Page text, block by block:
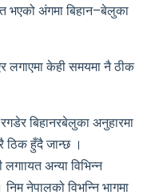
भएको अंगमा बिहान–बेलुका
लगाएमा केही समयमा नै ठीक
बिहानरबेलुका अनुहारमा
ठिक हुँदै जान्छ ।
अन्या विभिन्न
नेपालको विभन्नि भागमा